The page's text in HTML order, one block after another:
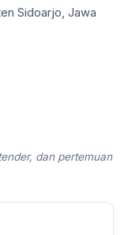
Sidoarjo, Jawa
dan pertemuan